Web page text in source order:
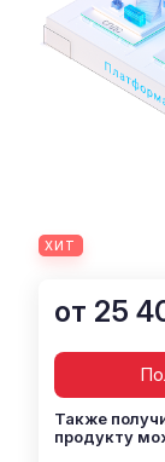
ХИТ
от 25
Также
продукту